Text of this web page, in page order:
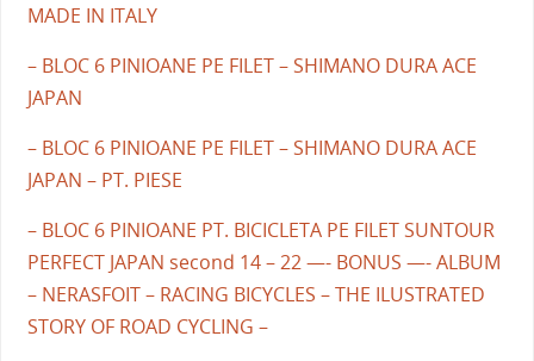
MADE IN ITALY
– BLOC 6 PINIOANE PE FILET – SHIMANO DURA ACE
JAPAN
– BLOC 6 PINIOANE PE FILET – SHIMANO DURA ACE
JAPAN – PT. PIESE
– BLOC 6 PINIOANE PT. BICICLETA PE FILET SUNTOUR
PERFECT JAPAN second 14 – 22 —- BONUS —- ALBUM
– NERASFOIT – RACING BICYCLES – THE ILUSTRATED
STORY OF ROAD CYCLING –